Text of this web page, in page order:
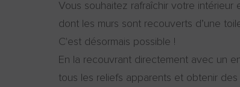
Vous souhaitez rafraîchir votre
dont les murs sont recouverts d’une
C'est désormais possible !
En la recouvrant directement avec un
tous les reliefs apparents et obtenir